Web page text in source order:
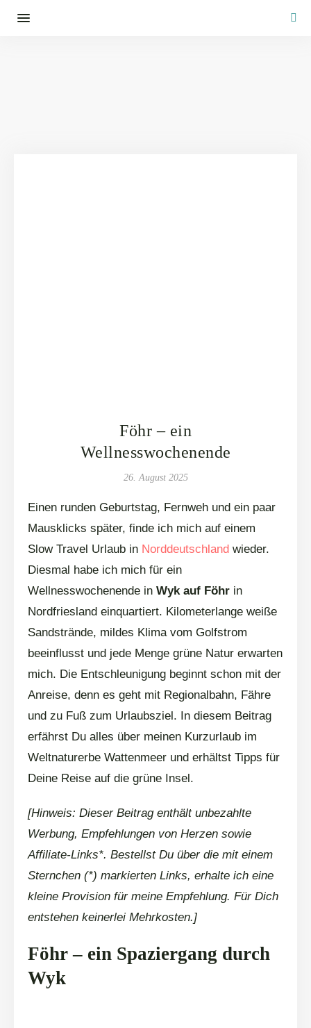
Föhr – ein
Wellnesswochenende
26. August 2025
Einen runden Geburtstag, Fernweh und ein paar
Mausklicks später, finde ich mich auf einem
Slow Travel Urlaub in Norddeutschland wieder.
Diesmal habe ich mich für ein
Wellnesswochenende in Wyk auf Föhr in
Nordfriesland einquartiert. Kilometerlange weiße
Sandstrände, mildes Klima vom Golfstrom
beeinflusst und jede Menge grüne Natur erwarten
mich. Die Entschleunigung beginnt schon mit der
Anreise, denn es geht mit Regionalbahn, Fähre
und zu Fuß zum Urlaubsziel. In diesem Beitrag
erfährst Du alles über meinen Kurzurlaub im
Weltnaturerbe Wattenmeer und erhältst Tipps für
Deine Reise auf die grüne Insel.
[Hinweis: Dieser Beitrag enthält unbezahlte
Werbung, Empfehlungen von Herzen sowie
Affiliate-Links*. Bestellst Du über die mit einem
Sternchen (*) markierten Links, erhalte ich eine
kleine Provision für meine Empfehlung. Für Dich
entstehen keinerlei Mehrkosten.]
Föhr – ein Spaziergang durch
Wyk